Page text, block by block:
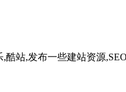
酷站,发布一些建站资源